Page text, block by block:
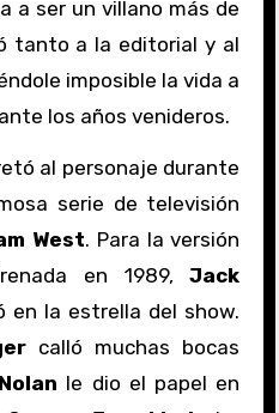
a ser un villano más de
tanto a la editorial y al
imposible la vida a
los años venideros.
al personaje durante
serie de televisión
West. Para la versión
en 1989,Jack
en la estrella del show.
calló muchas bocas
le dio el papel en